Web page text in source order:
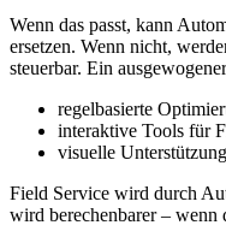
Wenn das passt, kann
ersetzen. Wenn nicht,
steuerbar. Ein
regelbasierte
interaktive Tools für
visuelle
Field Service wird durch
wird berechenbarer – wenn